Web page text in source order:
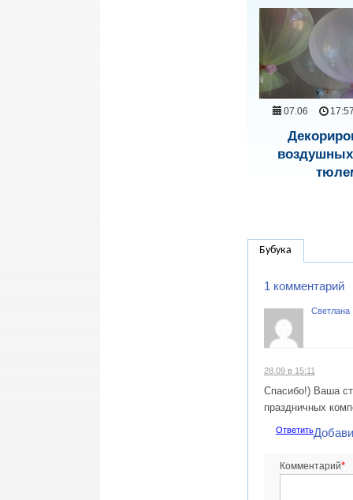
07.06
Бубука
1 комментарий
Светлана
28.09 в 15:11
Спасибо!) Ваша
праздничных
Ответить
Комментарий*